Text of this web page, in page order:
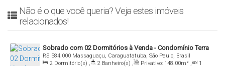
Não é o que você queria? Veja estes imóveis
relacionados!
Sobrado com 02 Dormitórios à Venda - Condomínio Terra
Vista - Massaguaçu, Caraguatatuba/Sp
R$ 584.000 Massaguaçu, Caraguatatuba, São Paulo, Brasil
2 Dormitório(s) , 2 Banheiro(s) , Privativo: 148.00m² ,
1